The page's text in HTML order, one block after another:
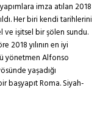
imza atılan 2018
Her biri kendi tarihlerini
ve işitsel bir şölen sundu.
2018 yılının en iyi
yönetmen Alfonso
yaşadığı
başyapıt Roma. Siyah-